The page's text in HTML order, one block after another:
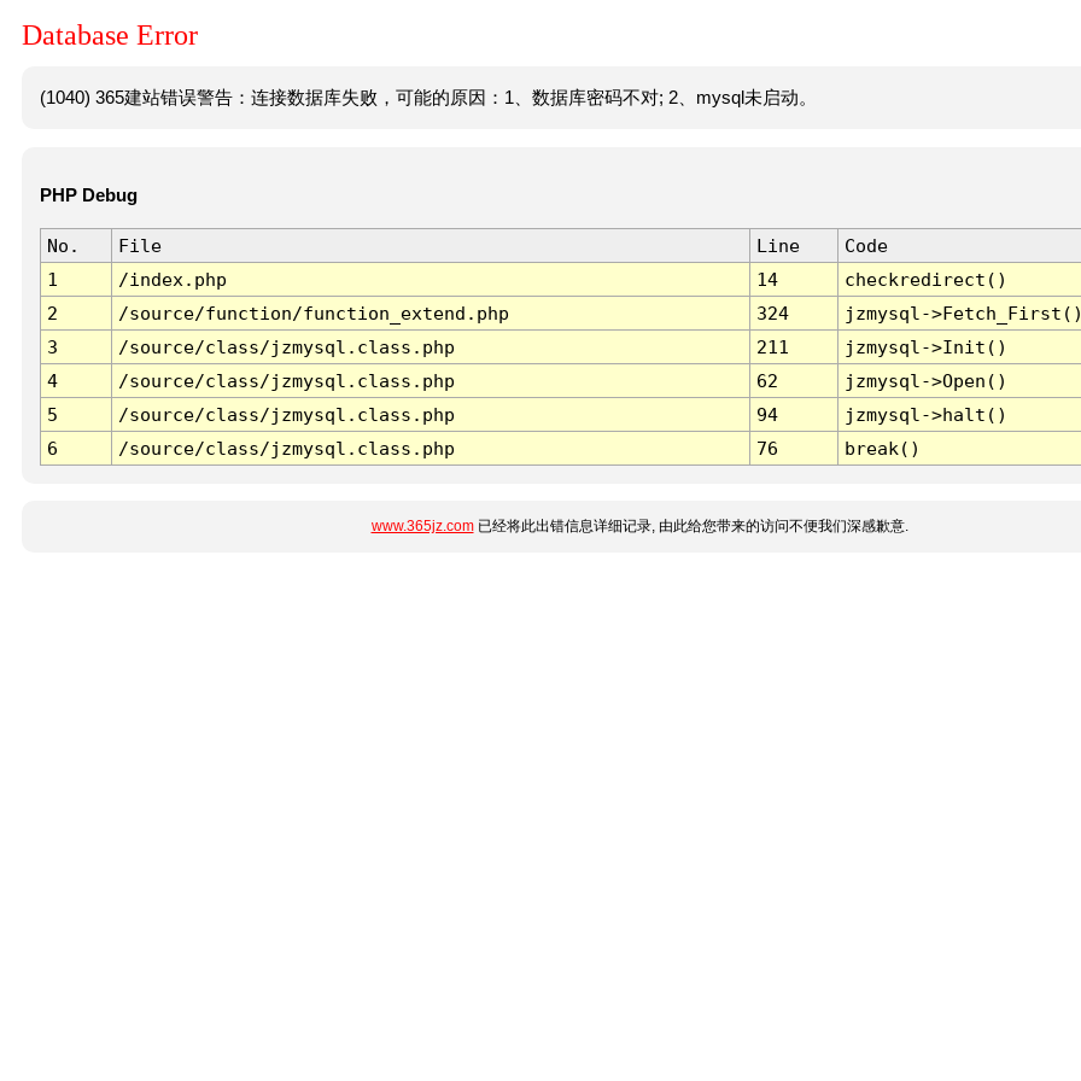
Database Error
(1040) 365建站错误警告：连接数据库失败，可能的原因：1、数据库密码不对; 2、mysql未启动。
PHP Debug
No. File Line
Code
1
/index.php 14
checkredirect()
2
/source/function/function_extend.php 324
jzmysql-
3
/source/class/jzmysql.class.php 211
jzmysql->Init()
4
/source/class/jzmysql.class.php 62
jzmysql->Open()
5
/source/class/jzmysql.class.php 94
jzmysql->halt()
6
/source/class/jzmysql.class.php 76 break()
www.365jz.com已经将此出错信息详细记录, 由此给您带来的访问不便我们深感歉意.